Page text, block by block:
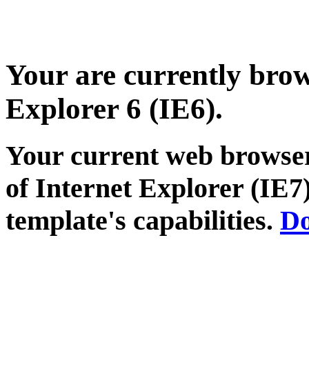
Your are currently
Explorer 6 (IE6).
Your current web
of Internet Explorer
template's capabilities.